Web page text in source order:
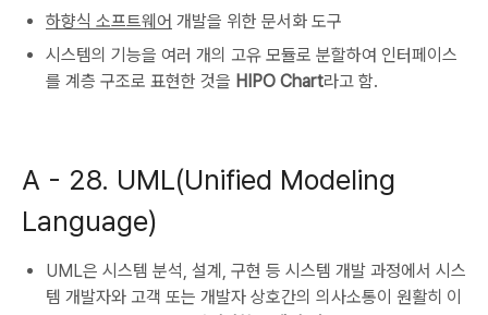
하향식 소프트웨어 개발을 위한 문서화 도구
시스템의 기능을 여러 개의 고유 모듈로 분할하여 인터페이스
를 계층 구조로 표현한 것을 HIPO Chart라고 함.
A - 28. UML(Unified Modeling
Language)
UML은 시스템 분석, 설계, 구현 등 시스템 개발 과정에서 시스
템 개발자와 고객 또는 개발자 상호간의 의사소통이 원활히 이